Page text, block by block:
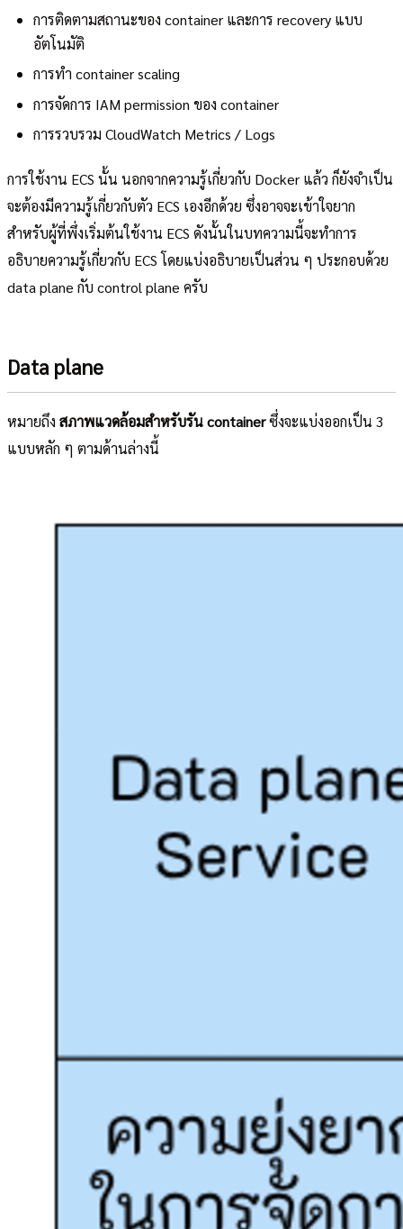
การติดตามสถานะของ container และการ recovery แบบ
อัตโนมัติ
การทำ container scaling
การจัดการ IAM permission ของ container
การรวบรวม CloudWatch Metrics / Logs
การใช้งาน ECS นั้น นอกจากความรู้เกี่ยวกับ Docker แล้ว ก็ยังจำเป็น
จะต้องมีความรู้เกี่ยวกับตัว ECS เองอีกด้วย ซึ่งอาจจะเข้าใจยาก
สำหรับผู้ที่พึ่งเริ่มต้นใช้งาน ECS ดังนั้นในบทความนี้จะทำการ
อธิบายความรู้เกี่ยวกับ ECS โดยแบ่งอธิบายเป็นส่วน ๆ ประกอบด้วย
data plane กับ control plane ครับ
Data plane
หมายถึง สภาพแวดล้อมสำหรับรัน containerซึ่งจะแบ่งออกเป็น 3
แบบหลัก ๆ ตามด้านล่างนี้